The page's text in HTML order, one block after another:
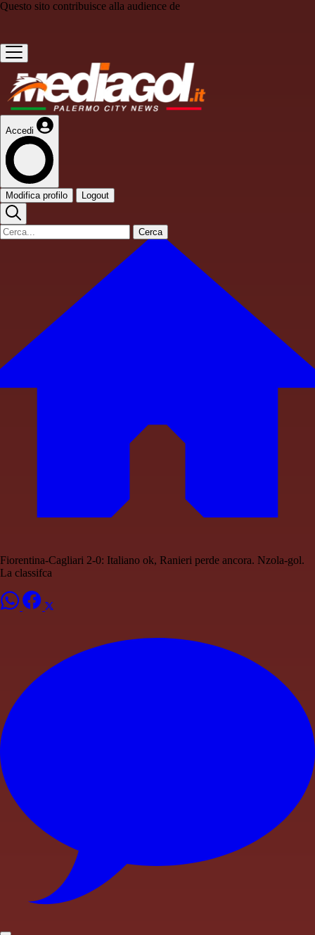
Questo sito contribuisce alla audience de
Accedi
Modifica profilo Logout
Cerca
Fiorentina-Cagliari 2-0: Italiano ok, Ranieri perde ancora. Nzola-gol.
La classifca